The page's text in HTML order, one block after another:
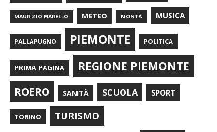
MAURIZIO MARELLO METEO MONTÀ MUSICA
PALLAPUGNO PIEMONTE POLITICA
PRIMA PAGINA REGIONE PIEMONTE
ROERO SANITÀ SCUOLA SPORT
TORINO TURISMO